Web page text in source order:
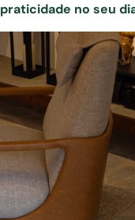
praticidade no seu